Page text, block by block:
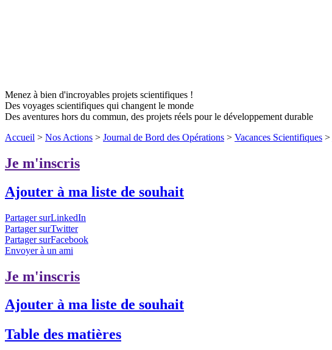
Menez à bien d'incroyables projets scientifiques !
Des voyages scientifiques qui changent le monde
Des aventures hors du commun, des projets réels pour le développement durable
Accueil > Nos Actions > Journal de Bord des Opérations > Vacances Scientifiques >
Je m'inscris
Ajouter à ma liste de souhait
Partager surLinkedIn
Partager surTwitter
Partager surFacebook
Envoyer à un ami
Je m'inscris
Ajouter à ma liste de souhait
Table des matières